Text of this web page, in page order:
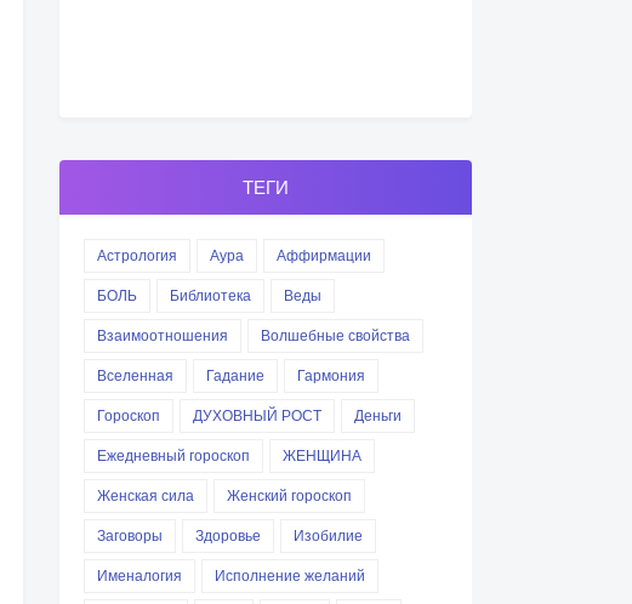
ТЕГИ
Астрология Аура
Аффирмации
БОЛЬ
Библиотека
Веды
Взаимоотношения
Волшебные свойства
Вселенная
Гадание
Гармония
Гороскоп
ДУХОВНЫЙ РОСТ
Деньги
Ежедневный гороскоп
ЖЕНЩИНА
Женская сила
Женский гороскоп
Заговоры
Здоровье
Изобилие
Именалогия
Исполнение желаний